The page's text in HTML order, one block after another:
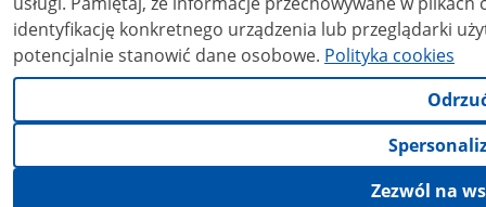
identyfikację konkretnego urządzenia lub przeglądarki
potencjalnie stanowić dane osobowe. Polityka cookies
Zezwól na